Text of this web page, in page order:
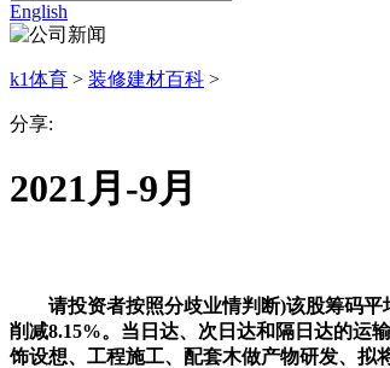
English
k1体育 > 装修建材百科 >
分享:
2021月-9月
请投资者按照分歧业情判断)该股筹码平均
削减8.15%。当日达、次日达和隔日达的运
饰设想、工程施工、配套木做产物研发、拟